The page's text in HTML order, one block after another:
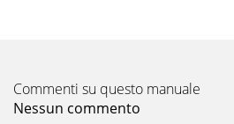
Commenti su questo manuale
Nessun commento